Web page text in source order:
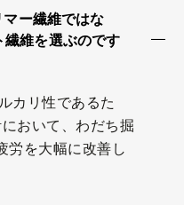
ー繊維ではな
繊維を選ぶのです
カリ性であるた
おいて、わだち掘
労を大幅に改善し